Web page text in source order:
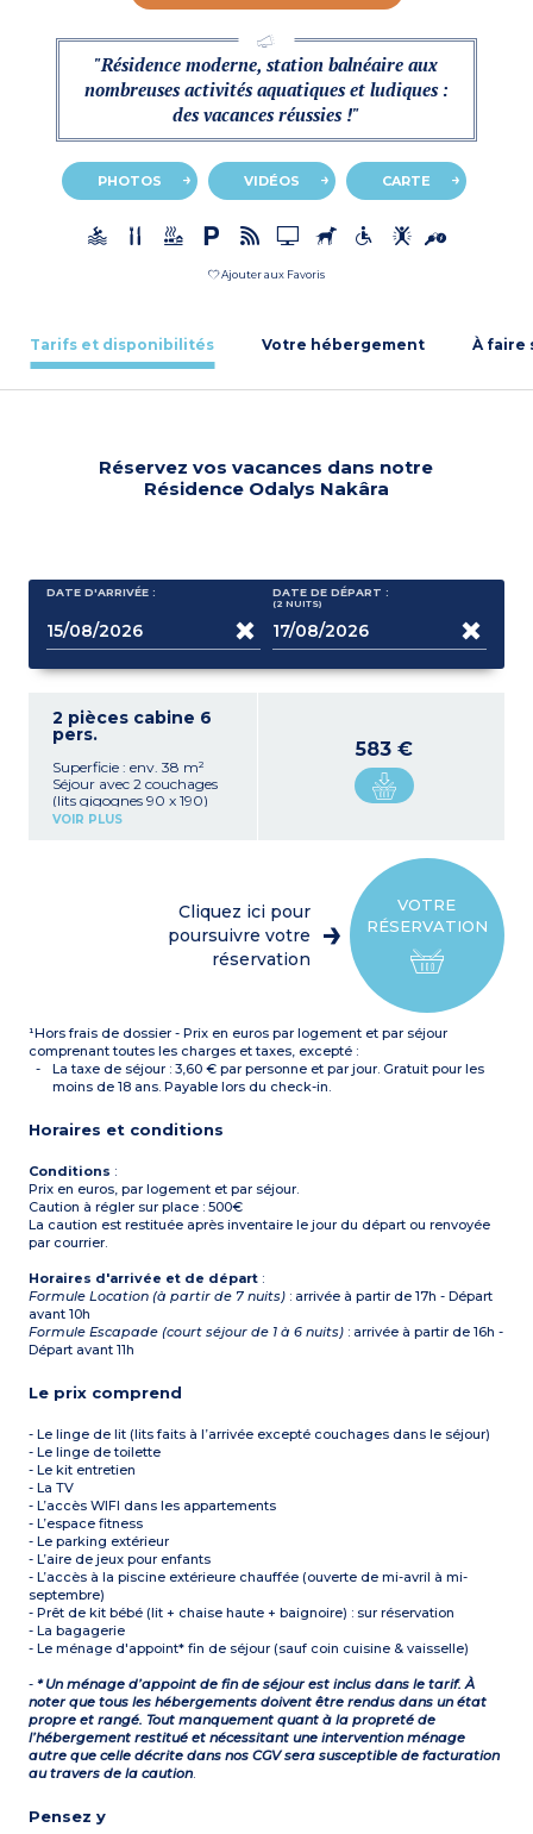
"Résidence moderne, station balnéaire aux
nombreuses activités aquatiques et ludiques :
des vacances réussies !"
PHOTOS VIDÉOS CARTE
Ajouter aux Favoris
Tarifs et disponibilités Votre hébergement À faire
Réservez vos vacances dans notre
Résidence Odalys Nakâra
DATE D'ARRIVÉE : DATE DE DÉPART :
(2 NUITS)
2 pièces cabine 6
pers.
Superficie : env. 38 m²
Séjour avec 2 couchages
(lits gigognes 90 x 190)
Kitchenette équipée
hotte, cafetière électrique,
bouilloire, grill pain,
cafetière à capsules)
1 chambre avec 2
couchages : 1 grand lit 160
Salle de bains avec
baignoire ou douche,
sèche-cheveux, miroir
grossissant , WC séparé
VOIR PLUS
583 €
VOTRE
RÉSERVATION
Cliquez ici pour
poursuivre votre
réservation
¹Hors frais de dossier - Prix en euros par logement et par séjour
comprenant toutes les charges et taxes, excepté :
La taxe de séjour : 3,60 € par personne et par jour. Gratuit pour les
moins de 18 ans. Payable lors du check-in.
Horaires et conditions
Conditions :
Prix en euros, par logement et par séjour.
Caution à régler sur place : 500€
La caution est restituée après inventaire le jour du départ ou renvoyée
par courrier.
Horaires d'arrivée et de départ :
Formule Location (à partir de 7 nuits) : arrivée à partir de 17h - Départ
avant 10h
Formule Escapade (court séjour de 1 à 6 nuits) : arrivée à partir de 16h -
Départ avant 11h
Le prix comprend
- Le linge de lit (lits faits à l’arrivée excepté couchages dans le séjour)
- Le linge de toilette
- Le kit entretien
- La TV
- L’accès WIFI dans les appartements
- L’espace fitness
- Le parking extérieur
- L’aire de jeux pour enfants
- L’accès à la piscine extérieure chauffée (ouverte de mi-avril à mi-
septembre)
- Prêt de kit bébé (lit + chaise haute + baignoire) : sur réservation
- La bagagerie
- Le ménage d'appoint* fin de séjour (sauf coin cuisine & vaisselle)
-* Un ménage d’appoint de fin de séjour est inclus dans le tarif. À
noter que tous les hébergements doivent être rendus dans un état
propre et rangé. Tout manquement quant à la propreté de
l’hébergement restitué et nécessitant une intervention ménage
autre que celle décrite dans nos CGV sera susceptible de facturation
au travers de la caution.
Pensez y